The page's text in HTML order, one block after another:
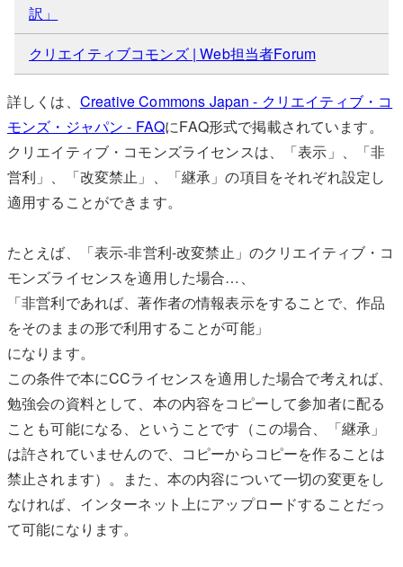
訳」
クリエイティブコモンズ | Web担当者Forum
詳しくは、 Creative Commons Japan - クリエイティブ・コ
モンズ・ジャパン - FAQにFAQ形式で掲載されています。
クリエイティブ・コモンズライセンスは、「表示」、「非
営利」、「改変禁止」、「継承」の項目をそれぞれ設定し
適用することができます。
たとえば、「表示-非営利-改変禁止」のクリエイティブ・コ
モンズライセンスを適用した場合…、
「非営利であれば、著作者の情報表示をすることで、作品
をそのままの形で利用することが可能」
になります。
この条件で本にCCライセンスを適用した場合で考えれば、
勉強会の資料として、本の内容をコピーして参加者に配る
ことも可能になる、ということです（この場合、「継承」
は許されていませんので、コピーからコピーを作ることは
禁止されます）。また、本の内容について一切の変更をし
なければ、インターネット上にアップロードすることだっ
て可能になります。